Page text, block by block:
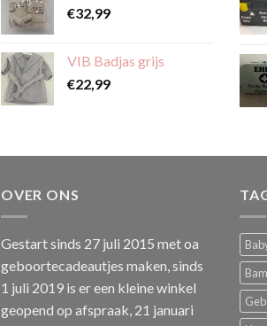
€32,99
VIB Badjas grijs
€22,99
OVER ONS
Gestart sinds 27 juli 2015 met oa
geboortecadeautjes maken, sinds
1 juli 2019 is er een kleine winkel
geopend op afspraak, 21 januari